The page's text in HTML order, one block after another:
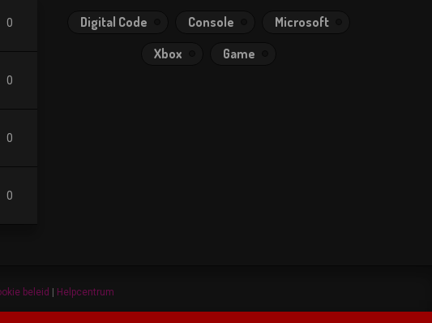
0
0
0
0
Digital Code Console
Microsoft
Xbox
Game
beleid Helpcentrum